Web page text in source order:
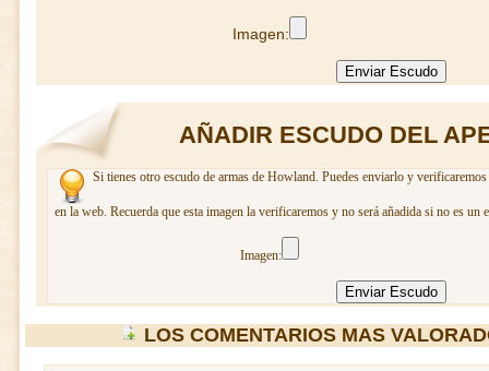
Imagen:
AÑADIR ESCUDO DEL
Si tienes otro escudo de armas de Howland. Puedes enviarlo y
en la web. Recuerda que esta imagen la verificaremos y no será añadida si no es un
Imagen:
LOS COMENTARIOS MAS